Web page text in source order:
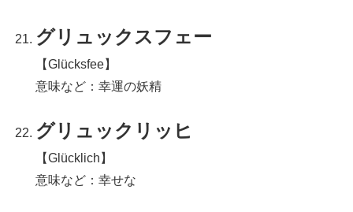
グリュックスフェー
【Glücksfee】
意味など：幸運の妖精
グリュックリッヒ
【Glücklich】
意味など：幸せな